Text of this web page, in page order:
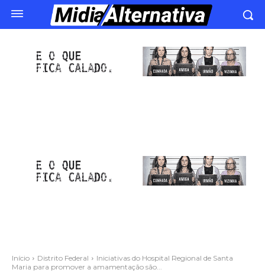
Início Distrito Federal
Iniciativas do Hospital Regional de Santa
Maria para promover a amamentação são...